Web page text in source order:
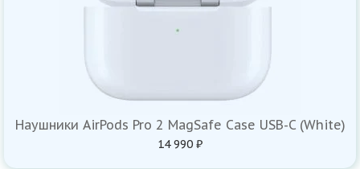
Наушники AirPods Pro 2 MagSafe Case USB-C (White)
14 990 ₽